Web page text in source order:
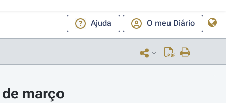
Ajuda O meu Diário
março